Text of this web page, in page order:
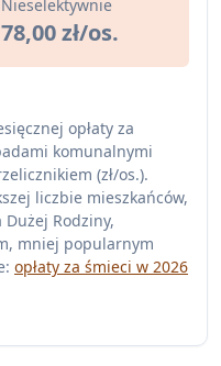
Nieselektywnie
78,00 zł/os.
opłaty za
komunalnymi
(zł/os.).
liczbie mieszkańców,
Rodziny,
mniej popularnym
opłaty za śmieci w 2026